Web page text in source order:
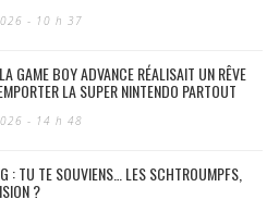
- 10 h 37
GAME BOY ADVANCE RÉALISAIT UN RÊVE
LA SUPER NINTENDO PARTOUT
- 14 h 48
: TU TE SOUVIENS… LES SCHTROUMPFS,
?